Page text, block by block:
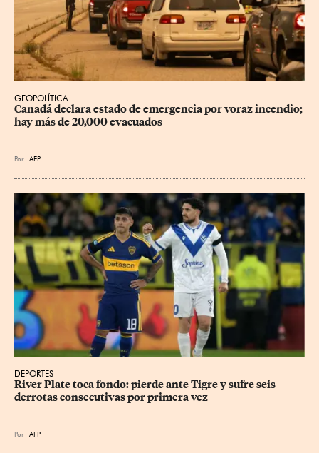
GEOPOLÍTICA
Canadá declara estado de emergencia por voraz incendio;
hay más de 20,000 evacuados
Por AFP
DEPORTES
River Plate toca fondo: pierde ante Tigre y sufre seis
derrotas consecutivas por primera vez
Por AFP